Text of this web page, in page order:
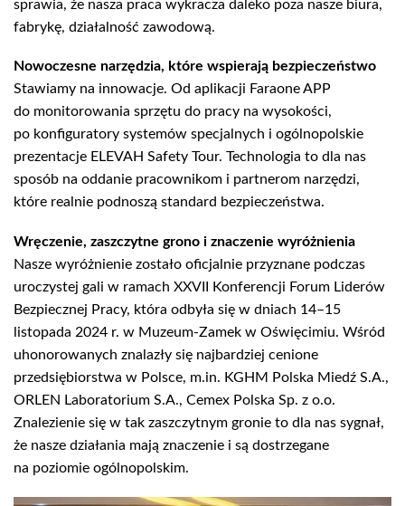
sprawia, że nasza praca wykracza daleko poza nasze biura,
fabrykę, działalność zawodową.
Nowoczesne narzędzia, które wspierają bezpieczeństwo
Stawiamy na innowacje. Od aplikacji Faraone APP
do monitorowania sprzętu do pracy na wysokości,
po konfiguratory systemów specjalnych i ogólnopolskie
prezentacje ELEVAH Safety Tour. Technologia to dla nas
sposób na oddanie pracownikom i partnerom narzędzi,
które realnie podnoszą standard bezpieczeństwa.
Wręczenie, zaszczytne grono i znaczenie wyróżnienia
Nasze wyróżnienie zostało oficjalnie przyznane podczas
uroczystej gali w ramach XXVII Konferencji Forum Liderów
Bezpiecznej Pracy, która odbyła się w dniach 14–15
listopada 2024 r. w Muzeum-Zamek w Oświęcimiu. Wśród
uhonorowanych znalazły się najbardziej cenione
przedsiębiorstwa w Polsce, m.in. KGHM Polska Miedź S.A.,
ORLEN Laboratorium S.A., Cemex Polska Sp. z o.o.
Znalezienie się w tak zaszczytnym gronie to dla nas sygnał,
że nasze działania mają znaczenie i są dostrzegane
na poziomie ogólnopolskim.